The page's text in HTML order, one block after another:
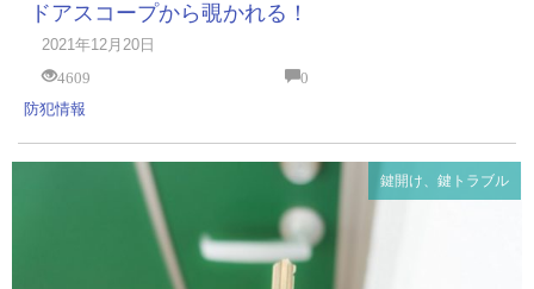
ドアスコープから覗かれる！
2021年12月20日
4609
0
防犯情報
鍵開け、鍵トラブル